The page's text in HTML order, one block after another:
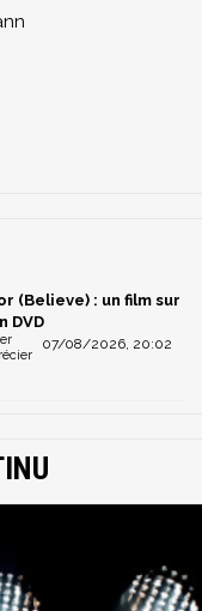
(Believe) : un film sur
DVD
07/08/2026, 20:02